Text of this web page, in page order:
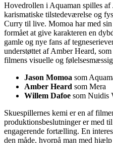
Hovedrollen i Aquaman spilles af
karismatiske tilstedeværelse og
Curry til live. Momoa har med
formået at give karakteren en
gamle og nye fans af
understøttet af Amber Heard,
filmens visuelle og
Jason Momoa som
Amber Heard som Mera
Willem Dafoe som Nuidis
Skuespillernes kemi er en af
produktionsbeslutninger er med
engagerende fortælling. En
den måde, hvorpå man med